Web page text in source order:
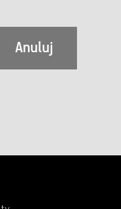
Serwisu może być